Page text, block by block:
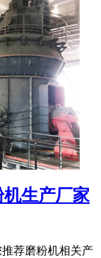
生产厂家
荐磨粉机相关产